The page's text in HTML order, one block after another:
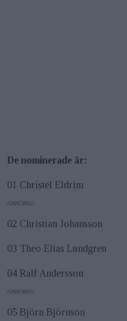
De nominerade är:
01 Christel Eldrim
ANNONS
02 Christian Johansson
03 Theo Elias Lundgren
04 Ralf Andersson
ANNONS
05 Björn Björnson